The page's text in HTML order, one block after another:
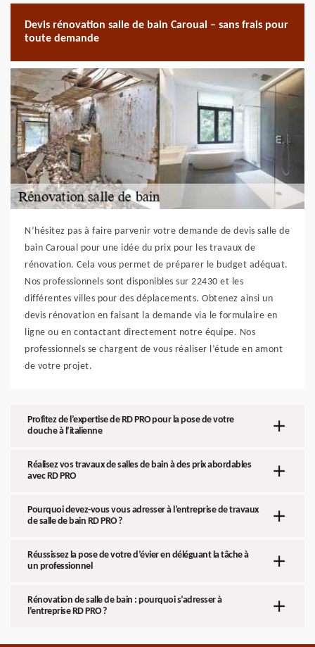
Devis rénovation salle de bain Caroual – sans frais pour
toute demande
N’hésitez pas à faire parvenir votre demande de devis salle de
bain Caroual pour une idée du prix pour les travaux de
rénovation. Cela vous permet de préparer le budget adéquat.
Nos professionnels sont disponibles sur 22430 et les
différentes villes pour des déplacements. Obtenez ainsi un
devis rénovation en faisant la demande via le formulaire en
ligne ou en contactant directement notre équipe. Nos
professionnels se chargent de vous réaliser l’étude en amont
de votre projet.
Profitez de l’expertise de RD PRO pour la pose de votre
douche à l’italienne
Réalisez vos travaux de salles de bain à des prix abordables
avec RD PRO
Pourquoi devez-vous vous adresser à l’entreprise de travaux
de salle de bain RD PRO ?
Réussissez la pose de votre d’évier en déléguant la tâche à
un professionnel
Rénovation de salle de bain : pourquoi s’adresser à
l’entreprise RD PRO ?